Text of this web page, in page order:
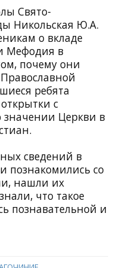
Свято-
Никольская Ю.А.
о вкладе
Мефодия в
почему они
ребята
с
Церкви в
сведений в
познакомились со
нашли их
что такое
познавательной и